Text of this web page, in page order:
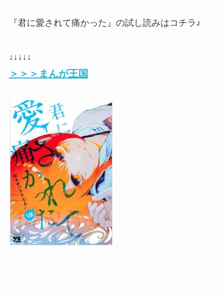
『君に愛されて痛かった』の試し読みはコチラ♪
↓↓↓↓↓
＞＞＞まんが王国